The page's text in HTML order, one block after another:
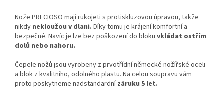
Nože PRECIOSO mají rukojeti s protiskluzovou úpravou, takže
nikdy nekloužou v dlani. Díky tomu je krájení komfortní a
bezpečné. Navíc je lze bez poškození do bloku vkládat ostřím
dolů nebo nahoru.
Čepele nožů jsou vyrobeny z prvotřídní německé nožířské oceli
a blok z kvalitního, odolného plastu. Na celou soupravu vám
proto poskytneme nadstandardní záruku 5 let.